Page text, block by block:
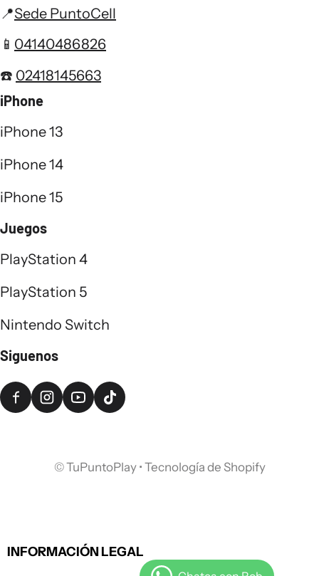
📍Sede PuntoCell
📱 04140486826
☎️ 02418145663
iPhone
iPhone 13
iPhone 14
iPhone 15
Juegos
PlayStation 4
PlayStation 5
Nintendo Switch
Siguenos
©TuPuntoPlay• Tecnología de Shopify
INFORMACIÓN LEGAL